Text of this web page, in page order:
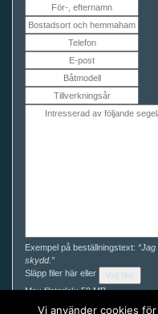
Exempel på beställningstext:
skydd.”
Släpp filer här eller
Max filstorlek: 50 MB.
Vi använder cookies